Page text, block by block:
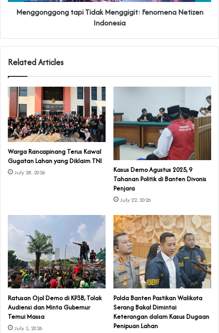
Menggonggong tapi Tidak Menggigit: Fenomena Netizen
Indonesia
Related Articles
‎Warga Rancapinang Terus Kawal
Gugatan Lahan yang Diklaim TNI‎‎
July 28, 2026
‎Kasus Demo Agustus 2025, 9
Tahanan Politik di Banten Divonis
Penjara
July 22, 2026
‎Ratusan Ojol Demo di KP3B, Tolak
Audiensi dan Minta Gubernur
Temui Massa
July 1, 2026
Polda Banten Pastikan Walikota
Serang Bakal Dimintai
Keterangan dalam Kasus Dugaan
Penipuan Lahan